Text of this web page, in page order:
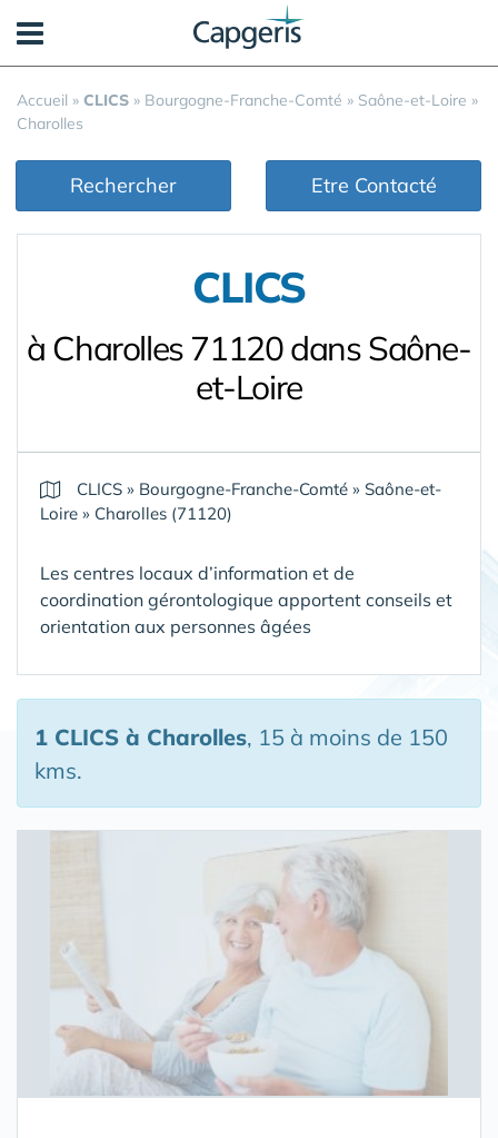
Accueil » CLICS » Bourgogne-Franche-Comté » Saône-et-Loire »
Charolles
Rechercher Etre Contacté
CLICS
à Charolles 71120 dans Saône-
et-Loire
CLICS » Bourgogne-Franche-Comté » Saône-et-
Loire » Charolles (71120)
Les centres locaux d’information et de
coordination gérontologique apportent conseils et
orientation aux personnes âgées
1 CLICS à Charolles, 15 à moins de 150
kms.